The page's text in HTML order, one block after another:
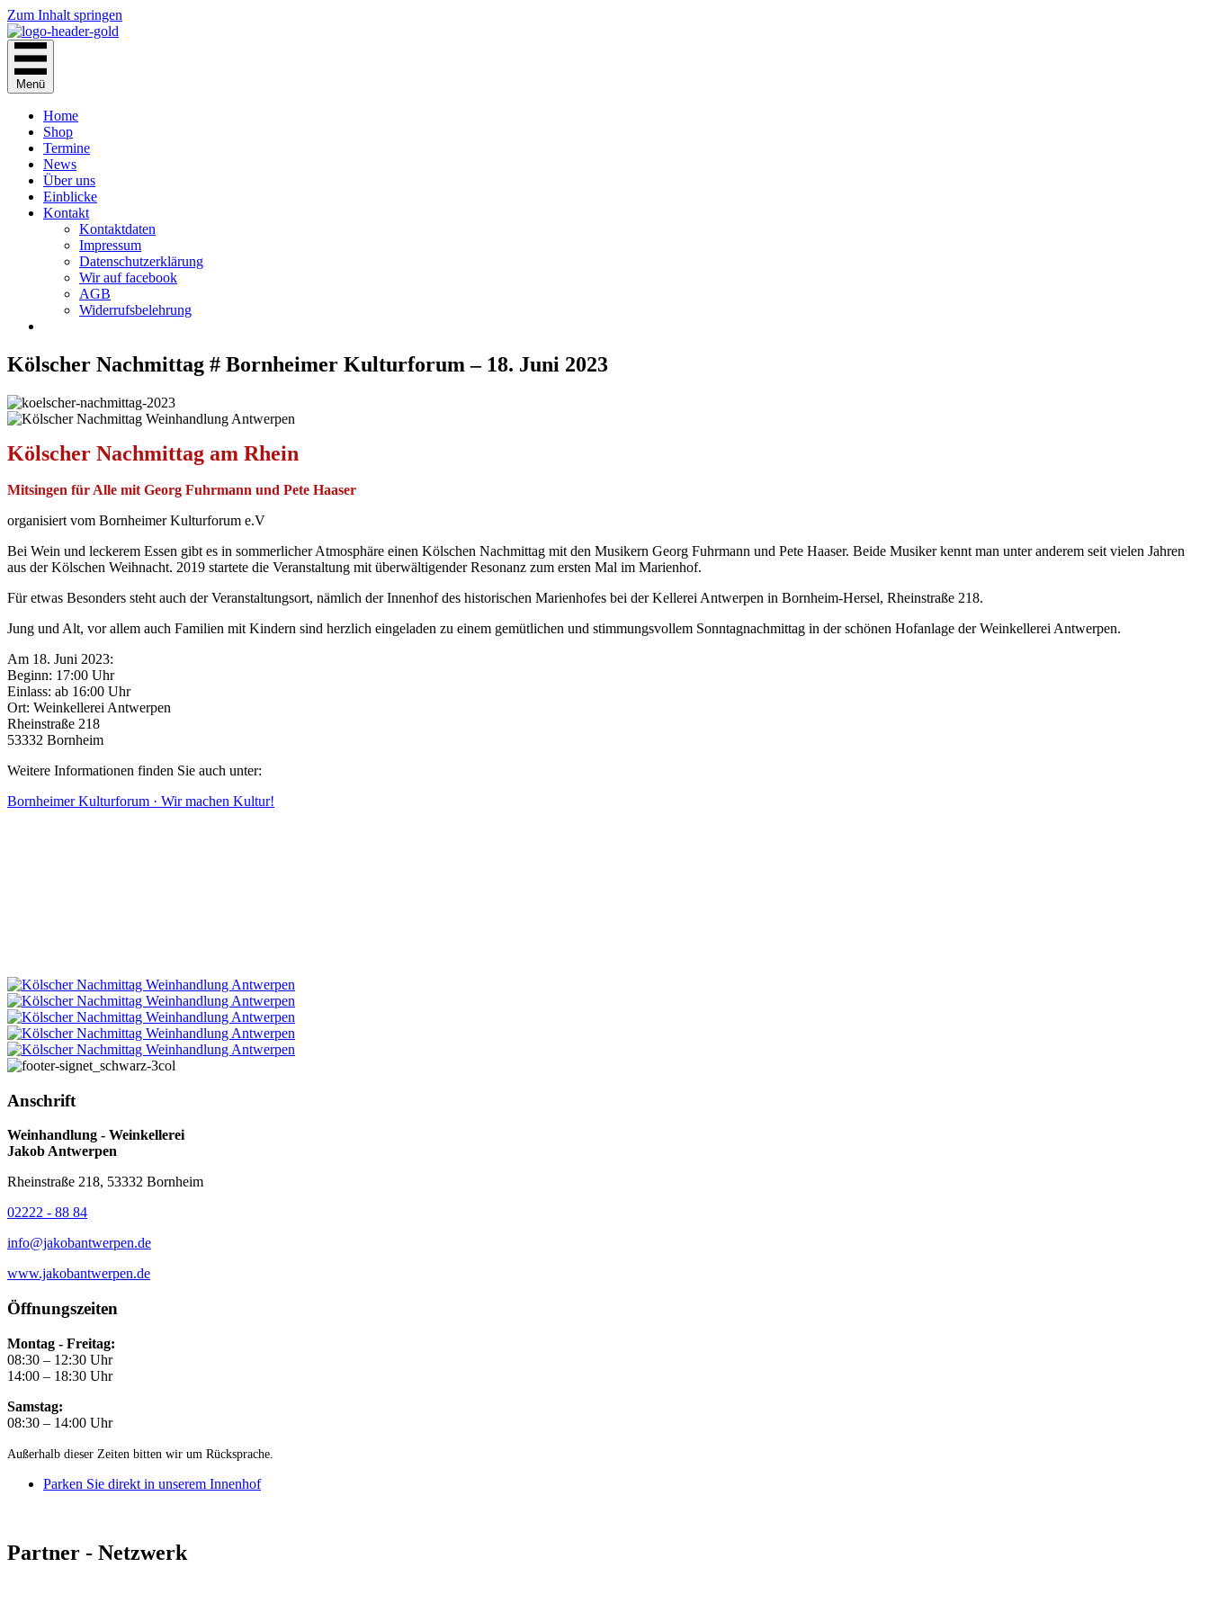
Zum Inhalt springen
Menü
Home
Shop
Termine
News
Über uns
Einblicke
Kontakt
Kontaktdaten
Impressum
Datenschutzerklärung
Wir auf facebook
AGB
Widerrufsbelehrung
Kölscher Nachmittag # Bornheimer Kulturforum – 18. Juni 2023
Kölscher Nachmittag am Rhein
Mitsingen für Alle mit Georg Fuhrmann und Pete Haaser
organisiert vom Bornheimer Kulturforum e.V
Bei Wein und leckerem Essen gibt es in sommerlicher Atmosphäre einen Kölschen Nachmittag mit den Musikern Georg Fuhrmann und Pete Haaser. Beide Musiker kennt man unter anderem seit vielen Jahren
aus der Kölschen Weihnacht. 2019 startete die Veranstaltung mit überwältigender Resonanz zum ersten Mal im Marienhof.
Für etwas Besonders steht auch der Veranstaltungsort, nämlich der Innenhof des historischen Marienhofes bei der Kellerei Antwerpen in Bornheim-Hersel, Rheinstraße 218.
Jung und Alt, vor allem auch Familien mit Kindern sind herzlich eingeladen zu einem gemütlichen und stimmungsvollem Sonntagnachmittag in der schönen Hofanlage der Weinkellerei Antwerpen.
Am 18. Juni 2023:
Beginn: 17:00 Uhr
Einlass: ab 16:00 Uhr
Ort: Weinkellerei Antwerpen
Rheinstraße 218
53332 Bornheim
Weitere Informationen finden Sie auch unter:
Bornheimer Kulturforum · Wir machen Kultur!
Anschrift
Weinhandlung - Weinkellerei
Jakob Antwerpen
Rheinstraße 218, 53332 Bornheim
02222 - 88 84
info@jakobantwerpen.de
www.jakobantwerpen.de
Öffnungszeiten
Montag - Freitag:
08:30 – 12:30 Uhr
14:00 – 18:30 Uhr
Samstag:
08:30 – 14:00 Uhr
Außerhalb dieser Zeiten bitten wir um Rücksprache.
Parken Sie direkt in unserem Innenhof
Partner - Netzwerk